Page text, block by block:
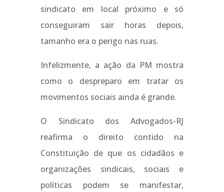
sindicato em local próximo e só
conseguiram sair horas depois,
tamanho era o perigo nas ruas.
Infelizmente, a ação da PM mostra
como o despreparo em tratar os
movimentos sociais ainda é grande.
O Sindicato dos Advogados-RJ
reafirma o direito contido na
Constituição de que os cidadãos e
organizações sindicais, sociais e
políticas podem se manifestar,